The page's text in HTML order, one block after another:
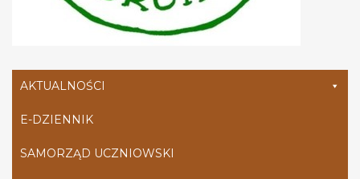
AKTUALNOŚCI
E-DZIENNIK
SAMORZĄD UCZNIOWSKI